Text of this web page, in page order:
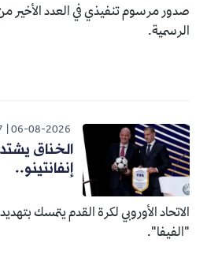
صدور مرسوم تنفيذي في العدد الأخير
الرسمية.
06-08-2026
الخناق
إنفانتينو..
الاتحاد الأوروبي لكرة القدم يتمسك
"الفيفا".